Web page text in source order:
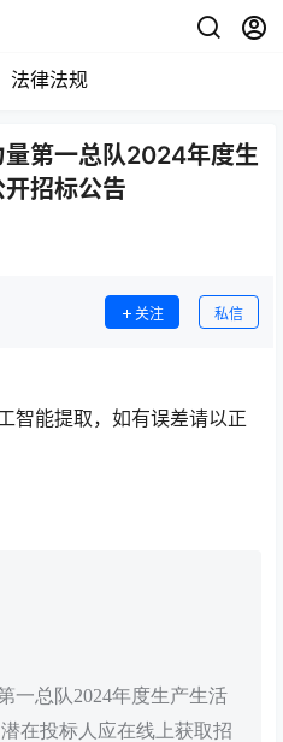
法律法规
量第一总队2024年度生
招标公告
关注 私信
智能提取，如有误差请以正
一总队2024年度生产生活
在投标人应在线上获取招